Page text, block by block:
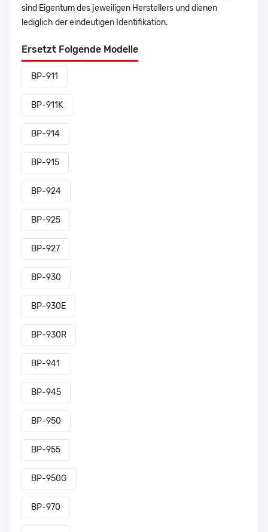
sind Eigentum des jeweiligen Herstellers und dienen
lediglich der eindeutigen Identifikation.
Ersetzt Folgende Modelle
BP-911
BP-911K
BP-914
BP-915
BP-924
BP-925
BP-927
BP-930
BP-930E
BP-930R
BP-941
BP-945
BP-950
BP-955
BP-950G
BP-970